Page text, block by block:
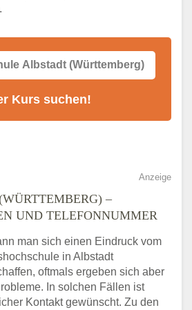
VHS Programm 2026 in
Anzeige
–
UND TELEFONNUMMER
man sich einen Eindruck vom
in Albstadt
oftmals ergeben sich aber
In solchen Fällen ist
Kontakt gewünscht. Zu den